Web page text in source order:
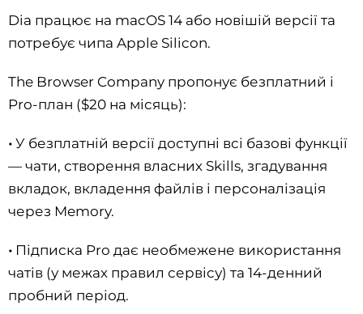
Dia працює на macOS 14 або новішій версії та
потребує чипа Apple Silicon.
The Browser Company пропонує безплатний і
Pro-план ($20 на місяць):
• У безплатній версії доступні всі базові функції
— чати, створення власних Skills, згадування
вкладок, вкладення файлів і персоналізація
через Memory.
• Підписка Pro дає необмежене використання
чатів (у межах правил сервісу) та 14-денний
пробний період.